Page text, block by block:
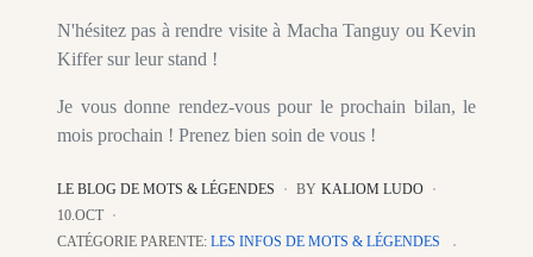
N'hésitez pas à rendre visite à Macha Tanguy ou Kevin
Kiffer sur leur stand !
Je vous donne rendez-vous pour le prochain bilan, le
mois prochain ! Prenez bien soin de vous !
LE BLOG DE MOTS & LÉGENDES BY KALIOM LUDO
10.OCT
CATÉGORIE PARENTE: LES INFOS DE MOTS & LÉGENDES